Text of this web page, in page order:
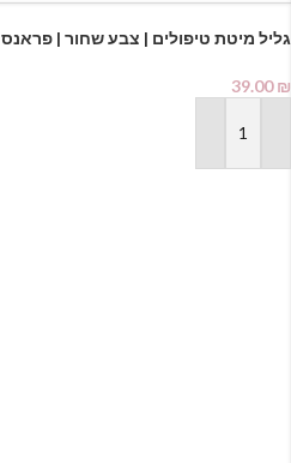
גליל מיטת טיפולים | צבע שחור | פראנס
39.00₪
הוספה לסל